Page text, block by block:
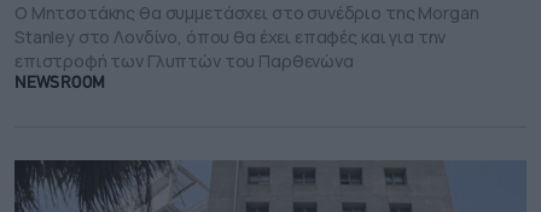
Ο Μητσοτάκης θα συμμετάσχει στο συνέδριο της Morgan
Stanley στο Λονδίνο, όπου θα έχει επαφές και για την
επιστροφή των Γλυπτών του Παρθενώνα
NEWSROOM